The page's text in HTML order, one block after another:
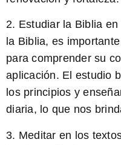
2. Estudiar la Biblia
la Biblia, es
para comprender su
aplicación. El estudio
los principios y
diaria, lo que nos
3. Meditar en los